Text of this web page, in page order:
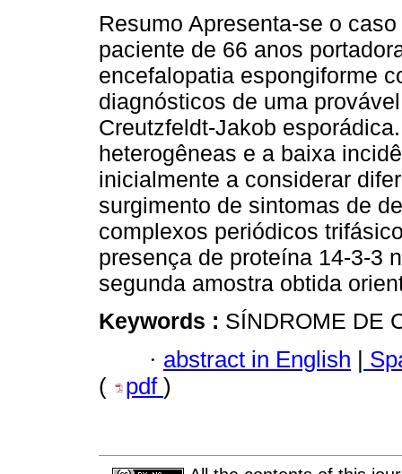
Resumo Apresenta-se o
paciente de 66 anos
encefalopatia espongiforme
diagnósticos de uma
Creutzfeldt-Jakob
heterogêneas e a baixa
inicialmente a considerar
surgimento de sintomas de
complexos periódicos
presença de proteína 14-3-3
segunda amostra obtida
Keywords : SÍNDROME DE
· abstract in English |
(
pdf )